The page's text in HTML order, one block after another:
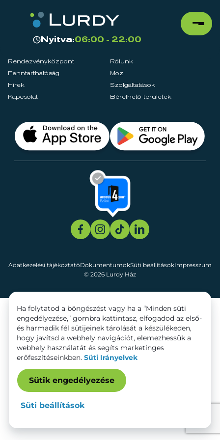
Nyitva:06:00 - 22:00
Rendezvényközpont
Rólunk
Fenntarthatóság
Mozi
Hírek
Szolgáltatások
Kapcsolat
Bérelhető területek
© 2026 Lurdy Ház
Adatkezelési tájékoztatóDokumentumokSüti beállításokImpresszum
Ha folytatod a böngészést vagy ha a “Minden süti
engedélyezése,” gombra kattintasz, elfogadod az első-
és harmadik fél sütijeinek tárolását a készülékeden,
hogy javítsd a webhely navigációt, elemezhessük a
webhely használatát és segíts marketinges
erőfeszítéseinkben. Süti Irányelvek
Sütik engedélyezése
Süti beállítások